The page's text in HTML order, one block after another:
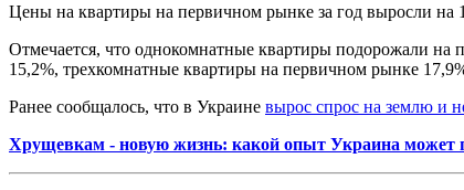
Цены на квартиры на первичном рынке за год выросли на
Отмечается, что однокомнатные квартиры подорожали
15,2%, трехкомнатные квартиры на первичном рынке
Ранее сообщалось, что в Украине вырос спрос на землю и
Хрущевкам - новую жизнь: какой опыт Украина может